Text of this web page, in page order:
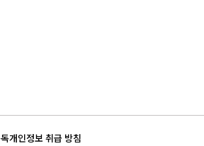
개인정보 취급 방침